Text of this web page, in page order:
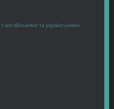
англійськими та українськими